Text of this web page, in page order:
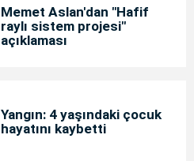
Memet Aslan'dan "Hafif
raylı sistem projesi"
açıklaması
Yangın: 4 yaşındaki çocuk
hayatını kaybetti